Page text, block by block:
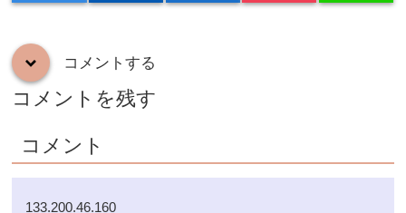
down コメントする
コメントを残す
コメント
133.200.46.160